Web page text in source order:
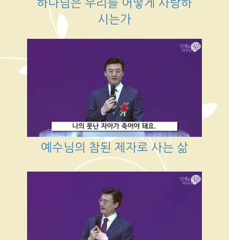
하나님은 우리를 어떻게 사랑하
시는가
예수님의 참된 제자로 사는 삶